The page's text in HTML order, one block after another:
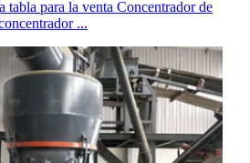
tabla para la venta Concentrador de
...